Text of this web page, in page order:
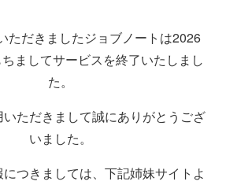
ただきましたジョブノートは2026
ましてサービスを終了いたしまし
た。
いただきまして誠にありがとうござ
いました。
つきましては、下記姉妹サイトよ